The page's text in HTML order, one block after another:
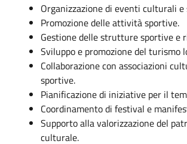
Organizzazione di eventi culturali
Promozione delle attività sportive.
Gestione delle strutture sportive e
Sviluppo e promozione del turismo
Collaborazione con associazioni
sportive.
Pianificazione di iniziative per il
Coordinamento di festival e
Supporto alla valorizzazione del
culturale.